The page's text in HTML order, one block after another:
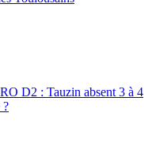
D2 : Tauzin absent 3 à 4
?